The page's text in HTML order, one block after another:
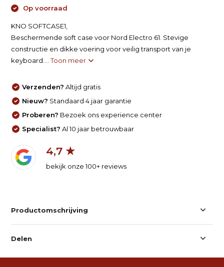
Op voorraad
KNO SOFTCASE1,
Beschermende soft case voor Nord Electro 61. Stevige
constructie en dikke voering voor veilig transport van je
keyboard....Toon meer
Verzenden? Altijd gratis
Nieuw? Standaard 4 jaar garantie
Proberen? Bezoek ons experience center
Specialist? Al 10 jaar betrouwbaar
4,7 ★
bekijk onze 100+ reviews
Productomschrijving
Delen